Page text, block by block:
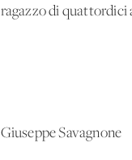
ragazzo di quattordici
Giuseppe Savagnone